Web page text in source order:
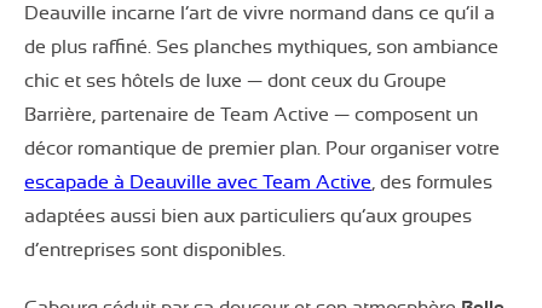
Deauville incarne l’art de vivre normand dans ce qu’il a
de plus raffiné. Ses planches mythiques, son ambiance
chic et ses hôtels de luxe — dont ceux du Groupe
Barrière, partenaire de Team Active — composent un
décor romantique de premier plan. Pour organiser votre
escapade à Deauville avec Team Active , des formules
adaptées aussi bien aux particuliers qu’aux groupes
d’entreprises sont disponibles.